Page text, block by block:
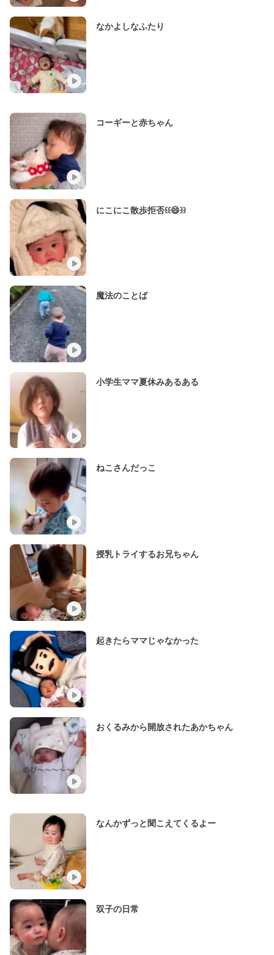
なかよしなふたり
コーギーと赤ちゃん
にこにこ散歩拒否꒰꒰😄꒱꒱
魔法のことば
小学生ママ夏休みあるある
ねこさんだっこ
授乳トライするお兄ちゃん
起きたらママじゃなかった
おくるみから開放されたあかちゃん
なんかずっと聞こえてくるよー
双子の日常